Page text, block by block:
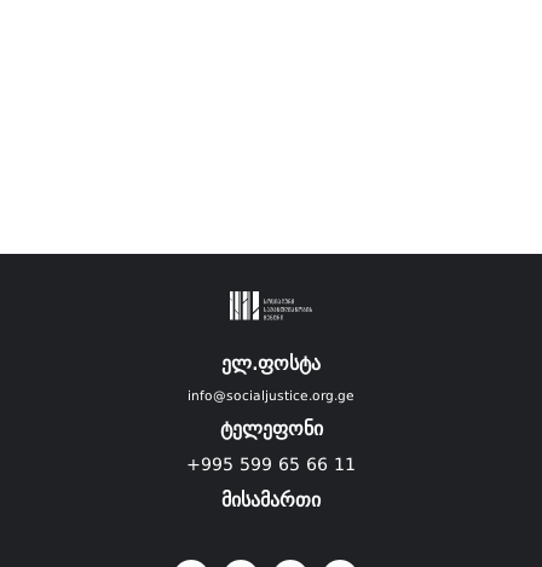
ელ.ფოსტა
info@socialjustice.org.ge
ტელეფონი
+995 599 65 66 11
მისამართი